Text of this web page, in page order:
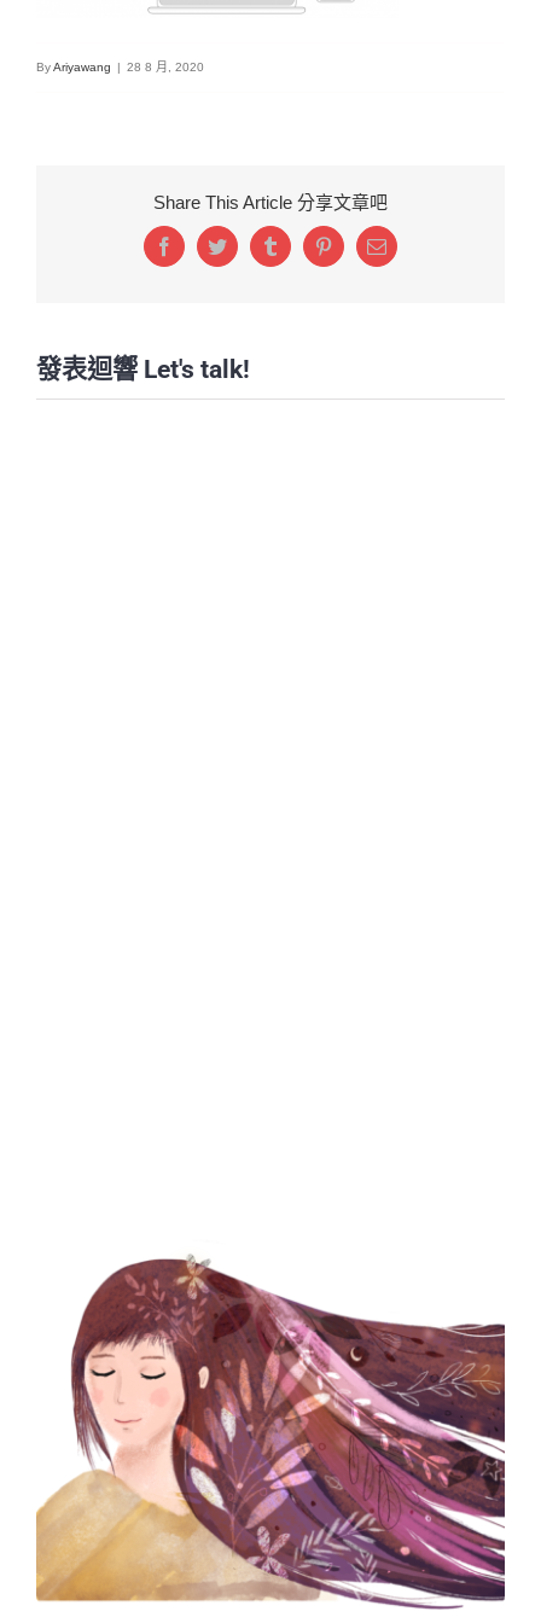
ByAriyawang | 28 8 月, 2020
Share This Article 分享文章吧
FacebookTwitterTumblrPinterestEmail:
發表迴響 Let's talk!